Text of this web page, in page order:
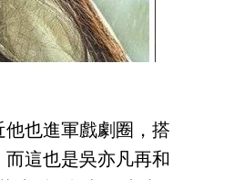
也進軍戲劇圈，搭
這也是吳亦凡再和